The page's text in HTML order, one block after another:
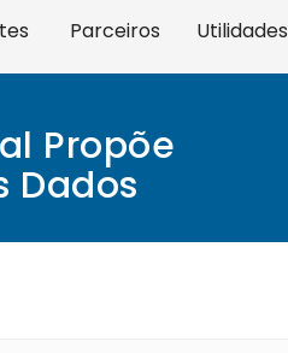
Parceiros Utilidades
Propõe
Dados